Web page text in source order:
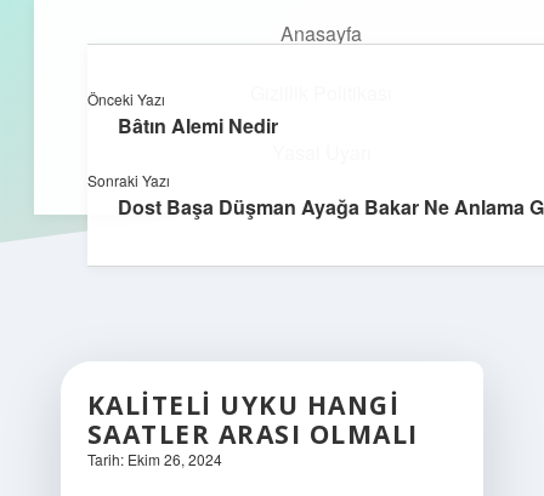
Anasayfa
aç
KALITELI UYKU HANGI
SAATLER ARASI OLMALI
Tarih: Ekim 26, 2024
Önceki Yazı
Bâtın Alemi Nedir
Sonraki Yazı
Dost Başa Düşman Ayağa Bakar Ne Anlama